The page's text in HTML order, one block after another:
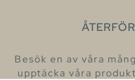
Besök en av våra
upptäcka våra